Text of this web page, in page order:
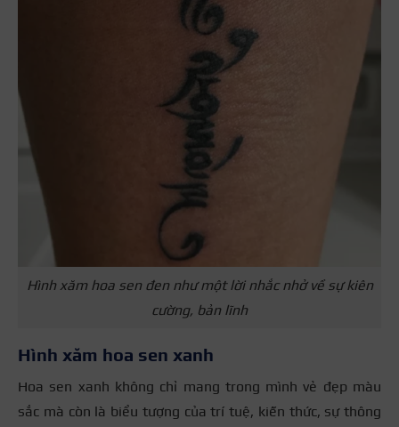
Hình xăm hoa sen đen như một lời nhắc nhở về sự kiên
cường, bản lĩnh
Hình xăm hoa sen xanh
Hoa sen xanh không chỉ mang trong mình vẻ đẹp màu
sắc mà còn là biểu tượng của trí tuệ, kiến thức, sự thông